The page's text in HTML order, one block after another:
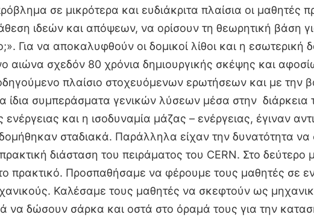
σε μικρότερα και ευδιάκριτα πλαίσια οι μαθητές
ιδεών και απόψεων, να ορίσουν τη θεωρητική βάση
να αποκαλυφθούν οι δομικοί λίθοι και η εσωτερική
αιώνα σχεδόν 80 χρόνια δημιουργικής σκέψης και
πλαίσιο στοχευόμενων ερωτήσεων και με την
συμπεράσματα γενικών λύσεων μέσα στην διάρκεια
και η ισοδυναμία μάζας – ενέργειας, έγιναν
σταδιακά. Παράλληλα είχαν την δυνατότητα
διάσταση του πειράματος του CERN. Στο
πρακτικό. Προσπαθήσαμε να φέρουμε τους μαθητές σε
Καλέσαμε τους μαθητές να σκεφτούν ως
να δώσουν σάρκα και οστά στο όραμά τους για την